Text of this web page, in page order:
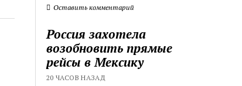
Оставить комментарий
Россия захотела
возобновить прямые
рейсы в Мексику
20 ЧАСОВ НАЗАД